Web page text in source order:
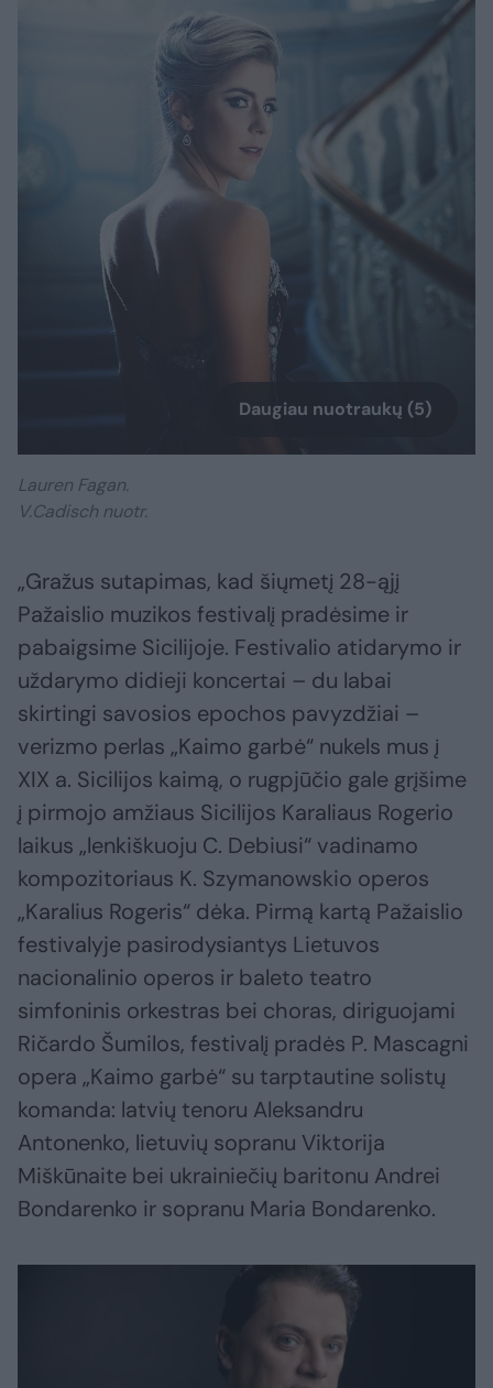
Daugiau nuotraukų (5)
Lauren Fagan.
V.Cadisch nuotr.
„Gražus sutapimas, kad šiųmetį 28-ąjį
Pažaislio muzikos festivalį pradėsime ir
pabaigsime Sicilijoje. Festivalio atidarymo ir
uždarymo didieji koncertai – du labai
skirtingi savosios epochos pavyzdžiai –
verizmo perlas „Kaimo garbė“ nukels mus į
XIX a. Sicilijos kaimą, o rugpjūčio gale grįšime
į pirmojo amžiaus Sicilijos Karaliaus Rogerio
laikus „lenkiškuoju C. Debiusi“ vadinamo
kompozitoriaus K. Szymanowskio operos
„Karalius Rogeris“ dėka. Pirmą kartą Pažaislio
festivalyje pasirodysiantys Lietuvos
nacionalinio operos ir baleto teatro
simfoninis orkestras bei choras, diriguojami
Ričardo Šumilos, festivalį pradės P. Mascagni
opera „Kaimo garbė“ su tarptautine solistų
komanda: latvių tenoru Aleksandru
Antonenko, lietuvių sopranu Viktorija
Miškūnaite bei ukrainiečių baritonu Andrei
Bondarenko ir sopranu Maria Bondarenko.